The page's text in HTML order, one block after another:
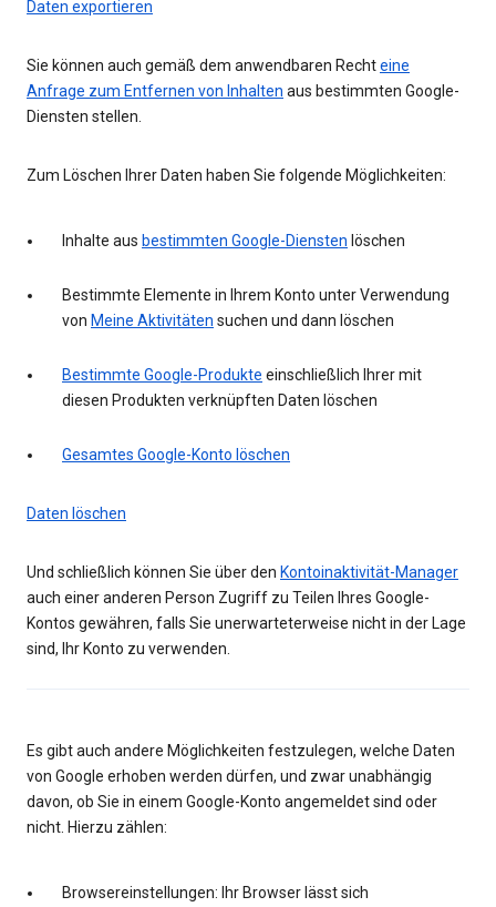
Daten exportieren
Sie können auch gemäß dem anwendbaren Rechteine
Anfrage zum Entfernen von Inhalten aus bestimmten Google-
Diensten stellen.
Zum Löschen Ihrer Daten haben Sie folgende Möglichkeiten:
Inhalte aus bestimmten Google-Diensten löschen
Bestimmte Elemente in Ihrem Konto unter Verwendung
von Meine Aktivitäten suchen und dann löschen
Bestimmte Google-Produkte einschließlich Ihrer mit
diesen Produkten verknüpften Daten löschen
Gesamtes Google-Konto löschen
Daten löschen
Und schließlich können Sie über den Kontoinaktivität-Manager
auch einer anderen Person Zugriff zu Teilen Ihres Google-
Kontos gewähren, falls Sie unerwarteterweise nicht in der Lage
sind, Ihr Konto zu verwenden.
Es gibt auch andere Möglichkeiten festzulegen, welche Daten
von Google erhoben werden dürfen, und zwar unabhängig
davon, ob Sie in einem Google-Konto angemeldet sind oder
nicht. Hierzu zählen:
Browsereinstellungen: Ihr Browser lässt sich